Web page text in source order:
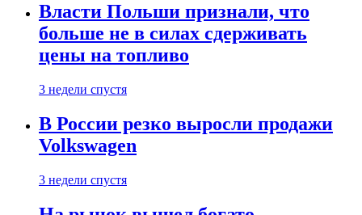
Власти Польши признали, что
больше не в силах сдерживать
цены на топливо
3 недели спустя
В России резко выросли продажи
Volkswagen
3 недели спустя